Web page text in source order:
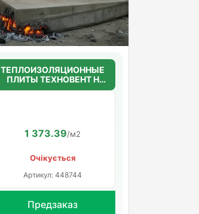
ТЕПЛОИЗОЛЯЦИОННЫЕ
ПЛИТЫ ТЕХНОВЕНТ Н
50мм.(36г/м3)
1 373.39/м2
Очікується
Артикул: 448744
Предзаказ